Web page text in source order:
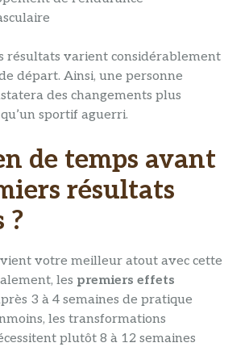
résultats varient considérablement
départ. Ainsi, une personne
des changements plus
sportif aguerri.
de temps avant
résultats
?
votre meilleur atout avec cette
les premiers effets
3 à 4 semaines de pratique
les transformations
plutôt 8 à 12 semaines